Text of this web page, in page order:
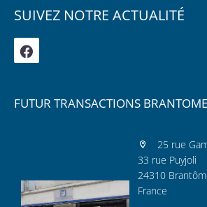
SUIVEZ NOTRE ACTUALITÉ
FUTUR TRANSACTIONS BRANTOME
25 rue
33 rue Puyjoli
24310
France